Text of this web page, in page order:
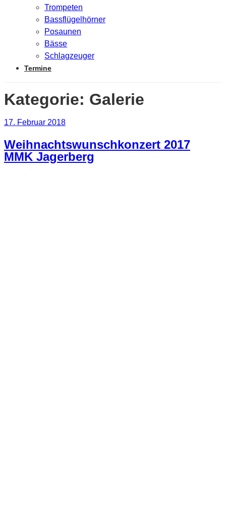
Trompeten
Bassflügelhörner
Posaunen
Bässe
Schlagzeuger
Termine
Kategorie: Galerie
Veröffentlicht
17. Februar 2018
Weihnachtswunschkonzert 2017
MMK Jagerberg